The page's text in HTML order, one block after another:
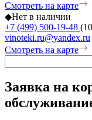
Смотреть на карте
◆Нет в наличии
+7 (499) 500-19-48
vinoteki.ru@yandex.ru
Смотреть на карте
Заявка на